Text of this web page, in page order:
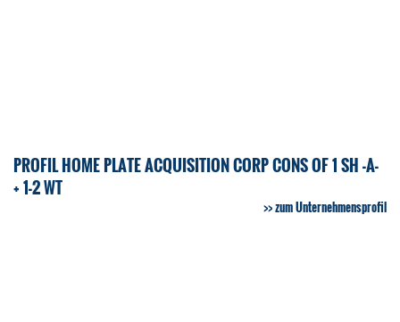
PROFIL HOME PLATE ACQUISITION CORP CONS OF 1 SH -A-
+ 1-2 WT
zum Unternehmensprofil